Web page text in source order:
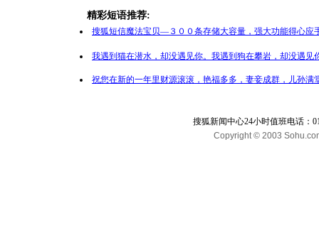
精彩短语推荐:
搜狐短信魔法宝贝—３００条存储大容量，强大功能得心应
我遇到猫在潜水，却没遇见你。我遇到狗在攀岩，却没遇
祝您在新的一年里财源滚滚，艳福多多，妻妾成群，儿孙
搜狐新闻中心24小时值班电话：
Copyright © 2003